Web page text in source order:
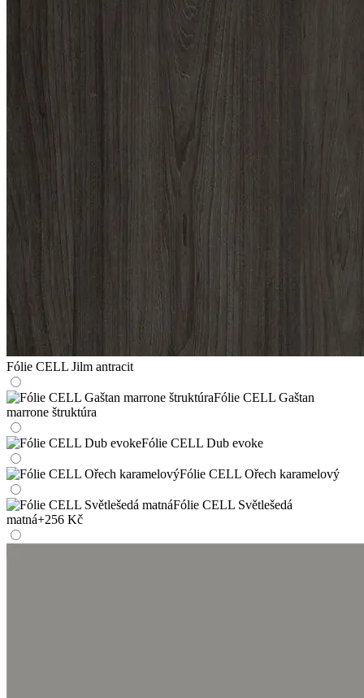
Fólie CELL Jilm antracit
Fólie CELL Gaštan
marrone štruktúra
Fólie CELL Dub evoke
Fólie CELL Ořech karamelový
Fólie CELL Světlešedá
matná+256 Kč